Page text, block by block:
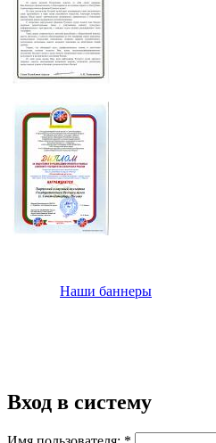
Наши баннеры
Вход в систему